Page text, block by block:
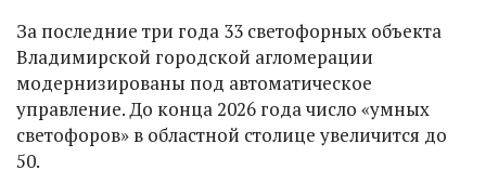
За последние три года 33 светофорных объекта
Владимирской городской агломерации
модернизированы под автоматическое
управление. До конца 2026 года число «умных
светофоров» в областной столице увеличится до
50.